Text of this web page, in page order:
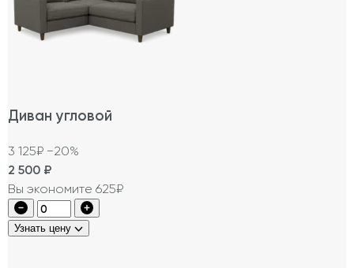
Диван угловой
3 125₽ −20%
2 500 ₽
Вы экономите 625₽
Узнать цену